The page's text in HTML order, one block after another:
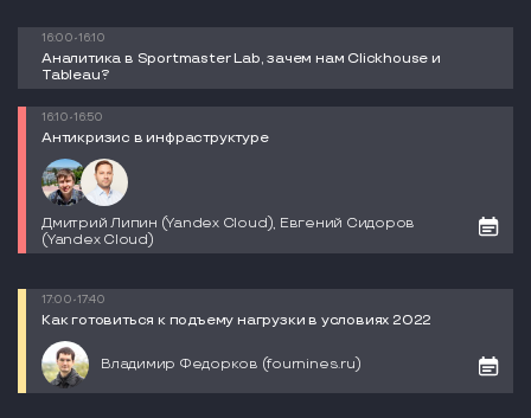
16:00-16:10
Аналитика в Sportmaster Lab, зачем нам Clickhouse и
Tableau?
16:10-16:50
Антикризис в инфраструктуре​
Дмитрий Липин (Yandex Cloud), Евгений Сидоров
(Yandex Cloud)
17:00-17:40
Как готовиться к подъему нагрузки в условиях 2022
Владимир Федорков (fournines.ru)